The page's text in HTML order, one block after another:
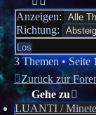
Anzeigen:
Richtung:
3 Themen • Seite
Zurück zur
Gehe zu
LUANTI /